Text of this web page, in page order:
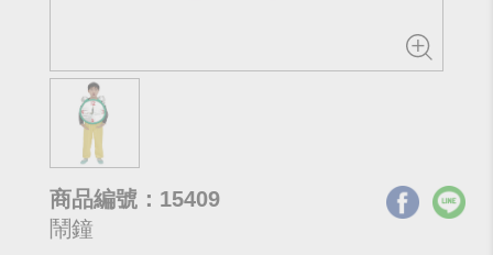
商品編號：15409
鬧鐘